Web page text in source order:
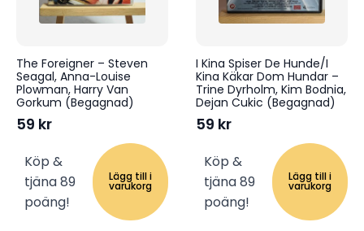
The Foreigner – Steven
Seagal, Anna-Louise
Plowman, Harry Van
Gorkum (Begagnad)
59 kr
Köp &
tjäna 89
poäng!
Lägg till i
varukorg
I Kina Spiser De Hunde/I
Kina Käkar Dom Hundar –
Trine Dyrholm, Kim Bodnia,
Dejan Cukic (Begagnad)
59 kr
Köp &
tjäna 89
poäng!
Lägg till i
varukorg